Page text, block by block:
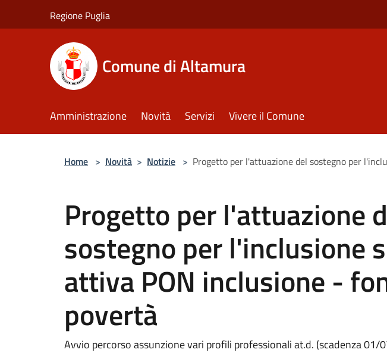
Regione Puglia
Comune di Altamura
Amministrazione Novità Servizi Vivere il Comune
Home > Novità > Notizie > Progetto per l'attuazione del sostegno per
Progetto per l'attuazione
sostegno per l'inclusione
attiva PON inclusione -
povertà
Avvio percorso assunzione vari profili professionali at.d. (scadenza 01/